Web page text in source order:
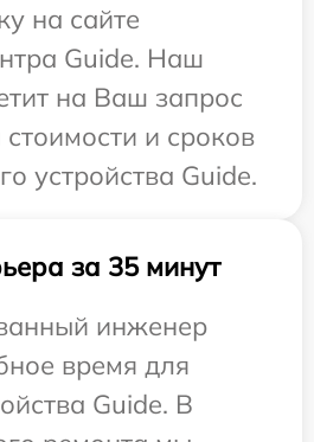
на сайте
Guide. Наш
на Ваш запрос
и сроков
устройства Guide.
за 35 минут
инженер
время для
Guide. В